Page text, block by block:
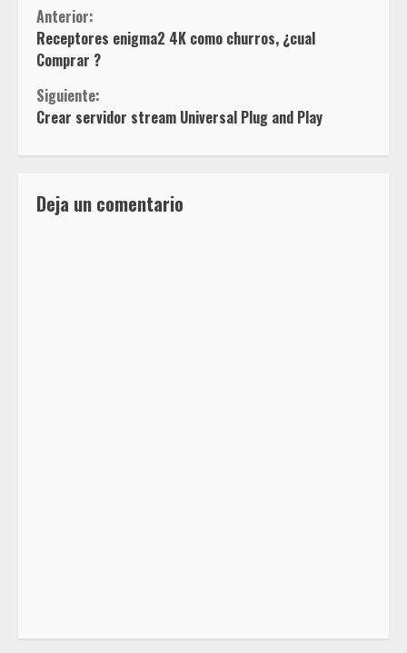
Sigue
leyendo
Anterior:
Receptores enigma2 4K como churros, ¿cual
Comprar ?
Siguiente:
Crear servidor stream Universal Plug and Play
Deja un comentario